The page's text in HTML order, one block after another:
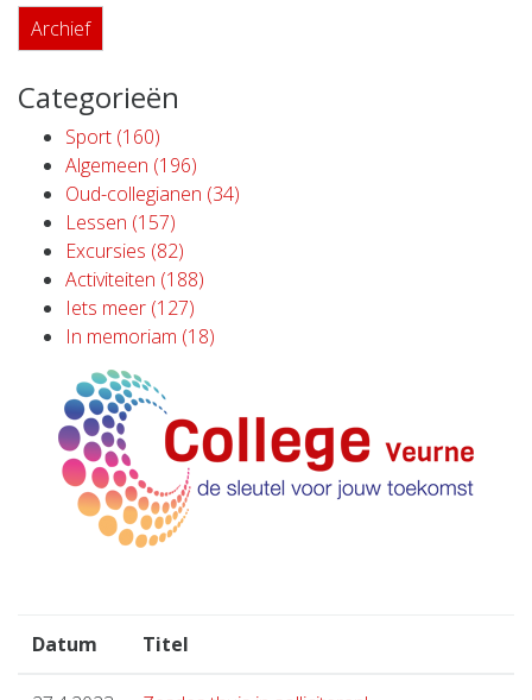
Archief
Categorieën
Sport (160)
Algemeen (196)
Oud-collegianen (34)
Lessen (157)
Excursies (82)
Activiteiten (188)
Iets meer (127)
In memoriam (18)
Datum Titel